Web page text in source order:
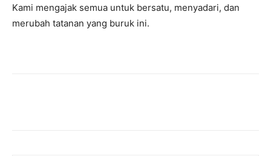
Kami mengajak semua untuk bersatu, menyadari, dan
merubah tatanan yang buruk ini.